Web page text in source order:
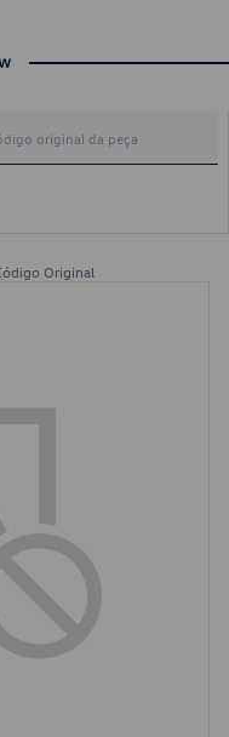
Original